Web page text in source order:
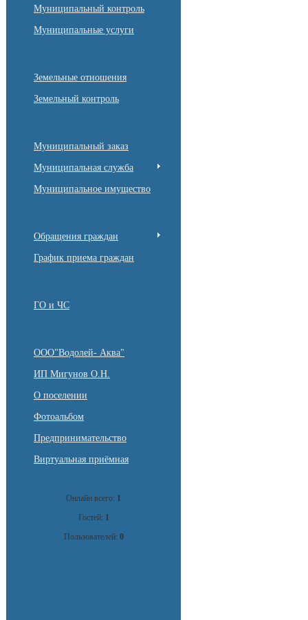
Муниципальный контроль
Муниципальные услуги
Земельные отношения
Земельный контроль
Муниципальный заказ
Муниципальная служба
Муниципальное имущество
Обращения граждан
График приема граждан
ГО и ЧС
ООО"Водолей- Аква"
ИП Мигунов О.Н.
О поселении
Фотоальбом
Предпринимательство
Виртуальная приёмная
Онлайн всего: 1
Гостей: 1
Пользователей: 0